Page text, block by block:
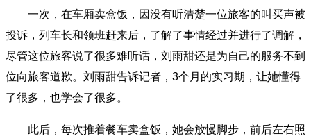
一次，在车厢卖盒饭，因没有听清楚一位旅客的叫买声被
投诉，列车长和领班赶来后，了解了事情经过并进行了调解，
尽管这位旅客说了很多难听话，刘雨甜还是为自己的服务不到
位向旅客道歉。刘雨甜告诉记者，3个月的实习期，让她懂得
了很多，也学会了很多。
此后，每次推着餐车卖盒饭，她会放慢脚步，前后左右照